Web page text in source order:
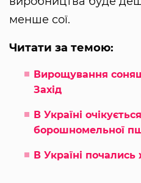
менше сої.
Читати за темою:
Вирощування
Захід
В Україні
борошномельної
В Україні